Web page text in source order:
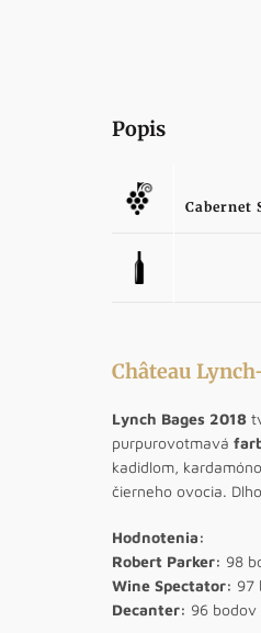
Popis
Cabernet
Château
Lynch Bages 2018
purpurovotmavá
kadidlom,
čierneho ovocia.
Hodnotenia:
Robert Parker: 98
Wine Spectator: 97
Decanter: 96 bodov